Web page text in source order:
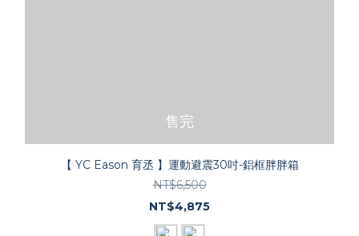
售完
【 YC Eason 育丞 】運動避震30吋-鋁框胖胖箱
NT$6,500
NT$4,875